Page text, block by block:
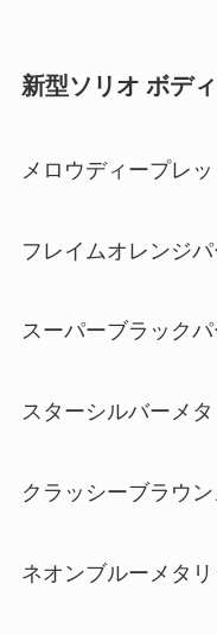
新型ソリオ ボデ
メロウディープレ
フレイムオレンジ
スーパーブラック
スターシルバーメ
クラッシーブラウ
ネオンブルーメタリ